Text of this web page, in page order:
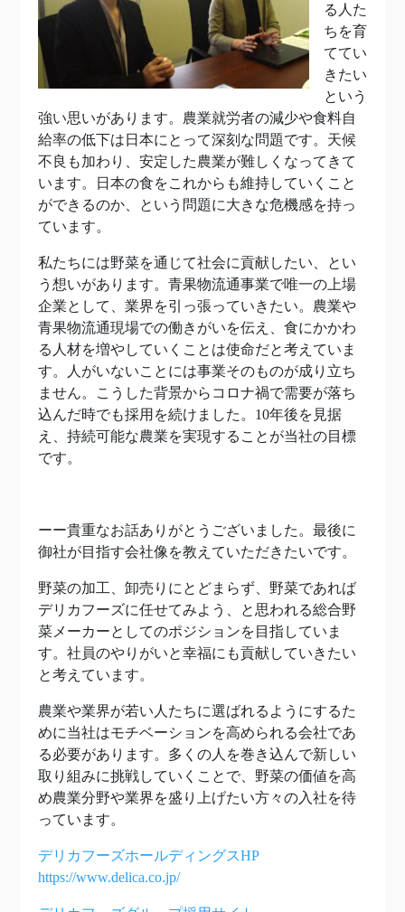
る人た
ちを育
ててい
きたい
という
強い思いがあります。農業就労者の減少や食料自
給率の低下は日本にとって深刻な問題です。天候
不良も加わり、安定した農業が難しくなってきて
います。日本の食をこれからも維持していくこと
ができるのか、という問題に大きな危機感を持っ
ています。
私たちには野菜を通じて社会に貢献したい、とい
う想いがあります。青果物流通事業で唯一の上場
企業として、業界を引っ張っていきたい。農業や
青果物流通現場での働きがいを伝え、食にかかわ
る人材を増やしていくことは使命だと考えていま
す。人がいないことには事業そのものが成り立ち
ません。こうした背景からコロナ禍で需要が落ち
込んだ時でも採用を続けました。10年後を見据
え、持続可能な農業を実現することが当社の目標
です。
ーー貴重なお話ありがとうございました。最後に
御社が目指す会社像を教えていただきたいです。
野菜の加工、卸売りにとどまらず、野菜であれば
デリカフーズに任せてみよう、と思われる総合野
菜メーカーとしてのポジションを目指していま
す。社員のやりがいと幸福にも貢献していきたい
と考えています。
農業や業界が若い人たちに選ばれるようにするた
めに当社はモチベーションを高められる会社であ
る必要があります。多くの人を巻き込んで新しい
取り組みに挑戦していくことで、野菜の価値を高
め農業分野や業界を盛り上げたい方々の入社を待
っています。
デリカフーズホールディングスHP
https://www.delica.co.jp/